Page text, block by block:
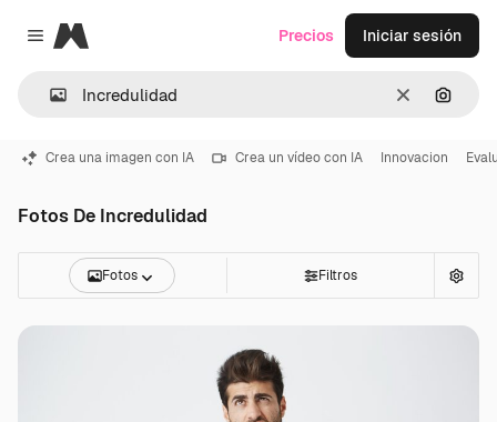
Close menu
Magnific
Borrar
Precios Iniciar sesión
Crea una imagen con IA Crea un vídeo con IA Innovacion
Fotos De Incredulidad
Fotos Filtros